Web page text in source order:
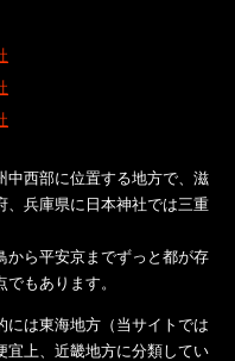
中西部に位置する地方で、滋
、兵庫県に日本神社では三重
から平安京までずっと都が存
もあります。
は東海地方（当サイトでは
宜上、近畿地方に分類してい